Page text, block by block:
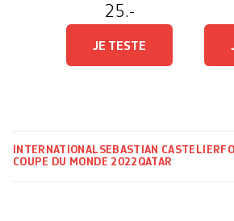
25.-
JE TESTE
INTERNATIONAL SEBASTIAN CASTELIER
COUPE DU MONDE 2022 QATAR